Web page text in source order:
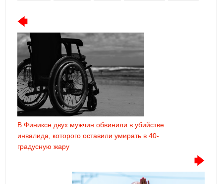
В Финиксе двух мужчин обвинили в убийстве
инвалида, которого оставили умирать в 40-
градусную жару